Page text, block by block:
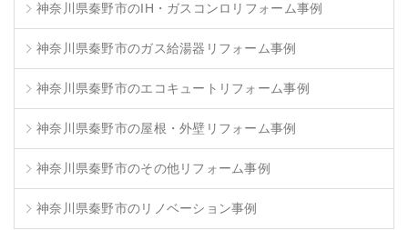
神奈川県秦野市のIH・ガスコンロリフォーム事例
神奈川県秦野市のガス給湯器リフォーム事例
神奈川県秦野市のエコキュートリフォーム事例
神奈川県秦野市の屋根・外壁リフォーム事例
神奈川県秦野市のその他リフォーム事例
神奈川県秦野市のリノベーション事例